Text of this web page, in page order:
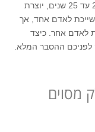
עסקה כזו, שלרוב נחתמת לתקופה ארוכה של 20 עד 25 שנים, יוצרת
לאדם אחד, אך
לאדם אחר. כיצד
ההסבר המלא.
מסוים